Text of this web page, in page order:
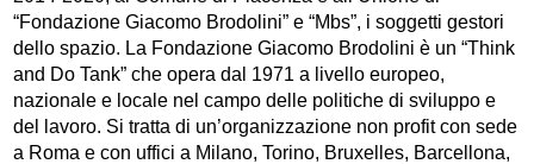
“Fondazione Giacomo Brodolini” e “Mbs”, i soggetti gestori
dello spazio. La Fondazione Giacomo Brodolini è un “Think
and Do Tank” che opera dal 1971 a livello europeo,
nazionale e locale nel campo delle politiche di sviluppo e
del lavoro. Si tratta di un’organizzazione non profit con sede
a Roma e con uffici a Milano, Torino, Bruxelles, Barcellona,